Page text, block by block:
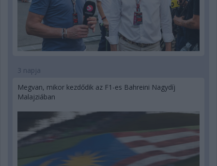
3 napja
Megvan, mikor kezdődik az F1-es Bahreini Nagydíj
Malajziában